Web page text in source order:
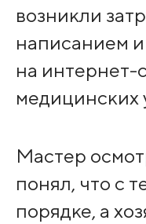
возникли
написанием
на интернет-
медицинских
Мастер
понял, что с
порядке, а